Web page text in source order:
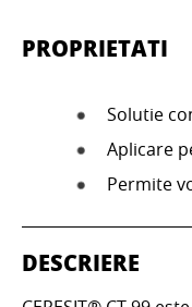
PROPRIETATI
Solutie
Aplicare
Permite
DESCRIERE